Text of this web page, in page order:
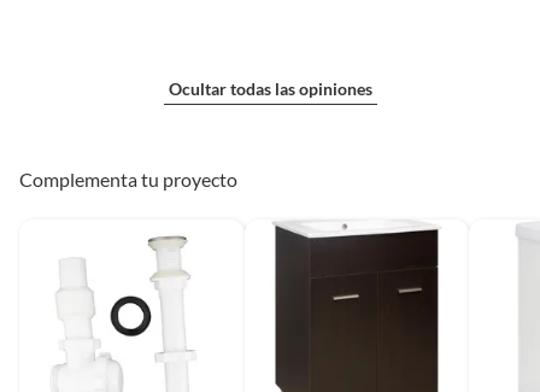
Ocultar todas las opiniones
Complementa tu proyecto